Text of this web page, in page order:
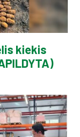
kiekis